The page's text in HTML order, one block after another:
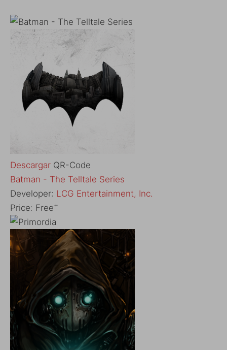
Descargar QR-Code
‎Batman - The Telltale Series
Developer: LCG Entertainment, Inc.
Price: Free+